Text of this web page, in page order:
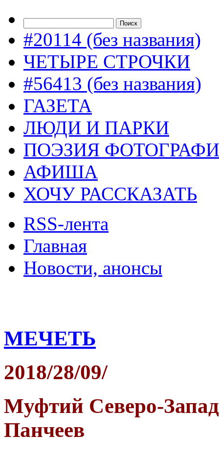
#20114 (без названия)
ЧЕТЫРЕ СТРОЧКИ
#56413 (без названия)
ГАЗЕТА
ЛЮДИ И ПАРКИ
ПОЭЗИЯ
АФИША
ХОЧУ РАССКАЗАТЬ
RSS-лента
Главная
Новости, анонсы
МЕЧЕТЬ
2018/28/09/
Mуфтий Северо-
Панчеев